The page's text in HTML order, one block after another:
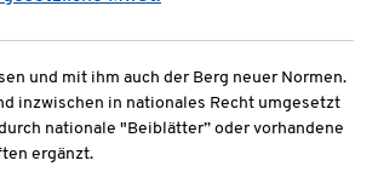
und mit ihm auch der Berg neuer Normen.
inzwischen in nationales Recht umgesetzt
nationale "Beiblätter” oder vorhandene
ergänzt.